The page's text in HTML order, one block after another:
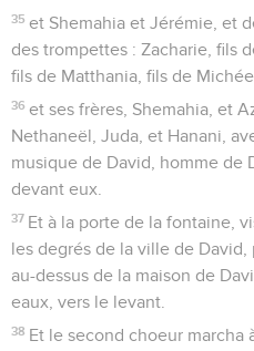
35 et Shemahia et Jérémie, et
des trompettes : Zacharie, fils
fils de Matthania, fils de
36 et ses frères, Shemahia, et
Nethaneël, Juda, et Hanani,
musique de David, homme de
devant eux.
37 Et à la porte de la fontaine,
les degrés de la ville de David,
au-dessus de la maison de
eaux, vers le levant.
38 Et le second choeur marcha